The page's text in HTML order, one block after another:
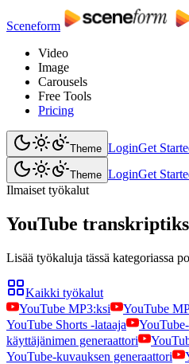
Sceneform
Video
Image
Carousels
Free Tools
Pricing
Theme LoginGet
Theme LoginGet
Ilmaiset työkalut
YouTube
Lisää työkaluja tässä kategoriassa
Kaikki työkalut
YouTube MP3:ksi
YouTube
YouTube Shorts -lataaja
käyttäjänimen generaattori
YouTube-kuvauksen generaattori